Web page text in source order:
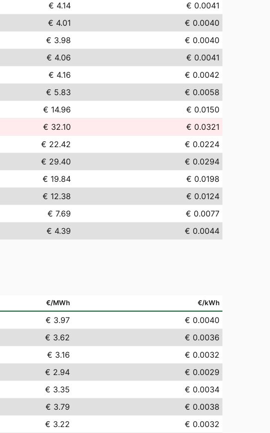
€ 4.14
€ 0.0041
€ 4.01
€ 0.0040
€ 3.98
€ 0.0040
€ 4.06
€ 0.0041
€ 4.16
€ 0.0042
€ 5.83
€ 0.0058
€ 14.96
€ 0.0150
€ 32.10
€ 0.0321
€ 22.42
€ 0.0224
€ 29.40
€ 0.0294
€ 19.84
€ 0.0198
€ 12.38
€ 0.0124
€ 7.69
€ 0.0077
€ 4.39 € 0.0044
€/MWh €/kWh
€ 3.97
€ 0.0040
€ 3.62
€ 0.0036
€ 3.16
€ 0.0032
€ 2.94
€ 0.0029
€ 3.35
€ 0.0034
€ 3.79
€ 0.0038
€ 3.22
€ 0.0032